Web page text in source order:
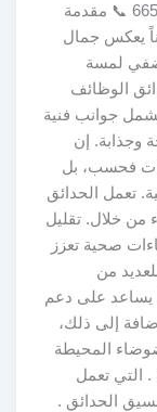
ويعكس ذوقك الراقي. اتصل بنا الان : 66575648 📞 مقدمة
يعكس جمال
تضفي لمسة
الوظائف
يشمل جوانب فنية
وجذابة. إن
فحسب، بل
تعمل الحدائق
من خلال. تقليل
صحية تعزز
من
يساعد على دعم
إلى ذلك،
المحيطة
. التي تعمل
الحدائق .